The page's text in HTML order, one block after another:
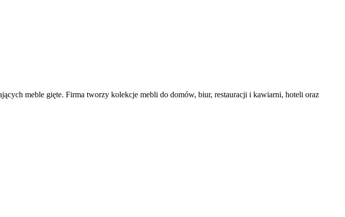
meble gięte. Firma tworzy kolekcje mebli do domów, biur, restauracji i kawiarni, hoteli oraz